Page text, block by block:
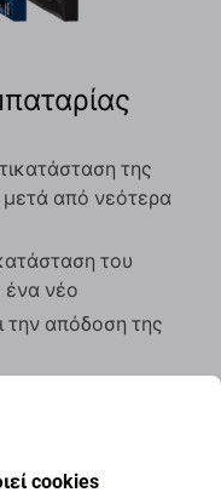
της
μετά από νεότερα
του
ένα νέο
την απόδοση της
της
cookies